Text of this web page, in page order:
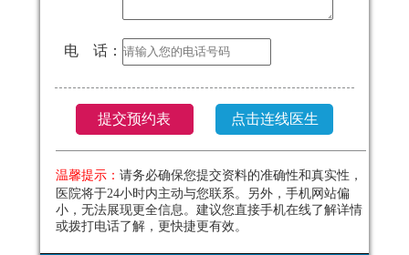
电 话：
温馨提示： 请务必确保您提交资料的准确性和真实性，
医院将于24小时内主动与您联系。另外，手机网站偏
小，无法展现更全信息。建议您直接手机在线了解详情
或拨打电话了解，更快捷更有效。